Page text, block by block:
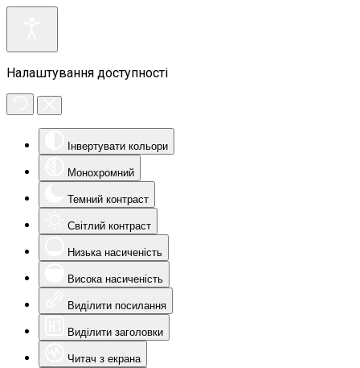
Налаштування доступності
Інвертувати кольори
Монохромний
Темний контраст
Світлий контраст
Низька насиченість
Висока насиченість
Виділити посилання
Виділити заголовки
Читач з екрана